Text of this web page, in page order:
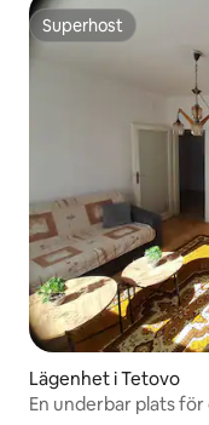
Superhost
Superhost
Lägenhet i Tetovo
En underbar plats för